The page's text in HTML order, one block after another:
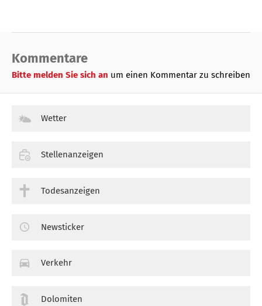
Kommentare
Bitte melden Sie sich an um einen Kommentar zu schreiben
Wetter
Stellenanzeigen
Todesanzeigen
Newsticker
Verkehr
Dolomiten